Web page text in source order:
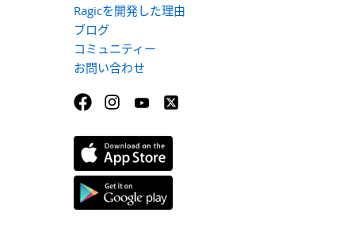
Ragicを開発した理由
ブログ
コミュニティー
お問い合わせ